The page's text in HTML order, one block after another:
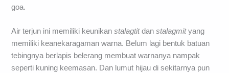
goa.
Air terjun ini memiliki keunikanstalagtitdanstalagmityang
memiliki keanekaragaman warna. Belum lagi bentuk batuan
tebingnya berlapis belerang membuat warnanya nampak
seperti kuning keemasan. Dan lumut hijau di sekitarnya pun